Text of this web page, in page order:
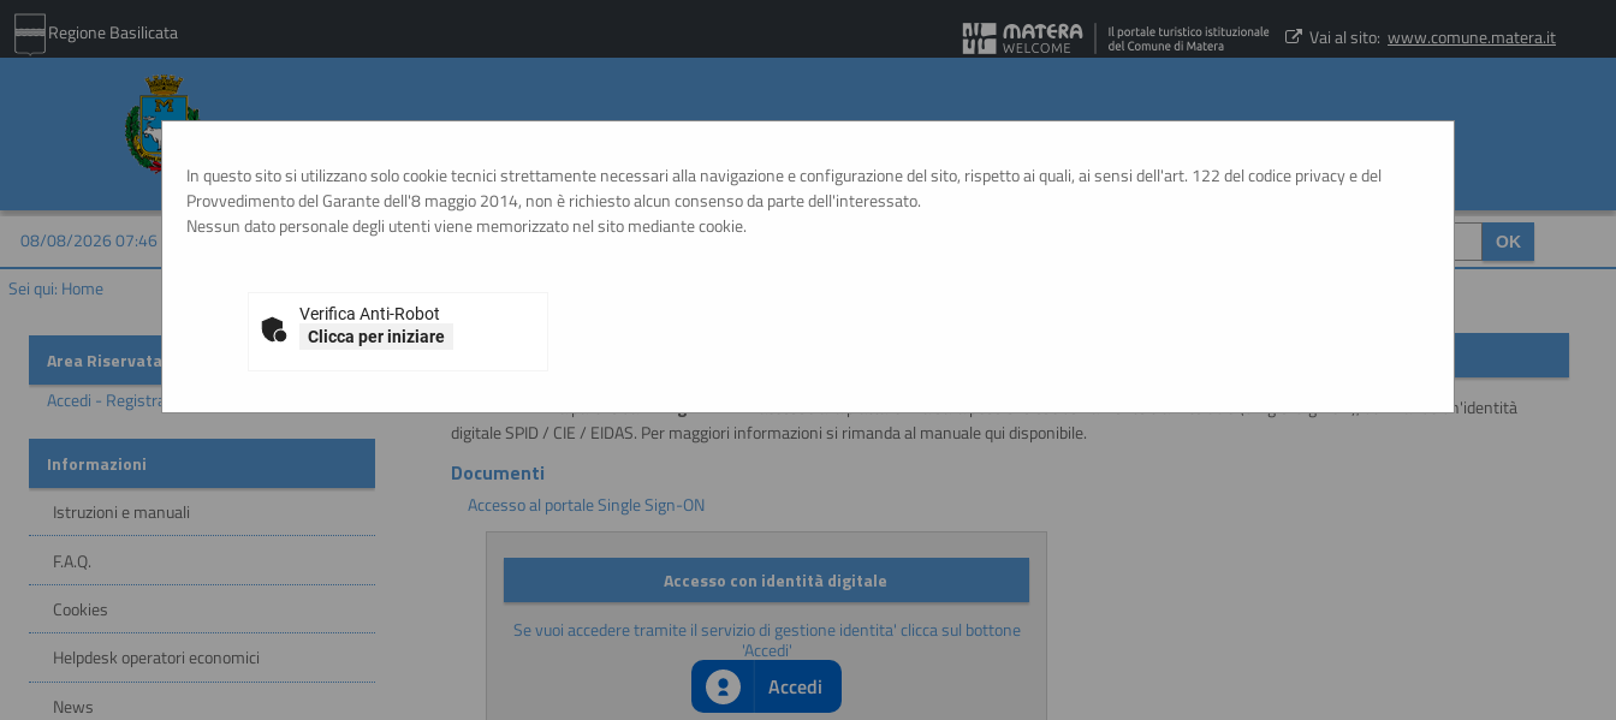
Regione Basilicata Vai al sito: www.comune.matera.it
Comune di Matera - Gare Telematiche
08/08/2026 07:46 AA GRAFICATESTO
Sei qui: Home
In questo sito si utilizzano solo cookie tecnici strettamente necessari alla navigazione e configurazione del sito, rispetto ai quali, ai sensi dell'art. 122 del codice privacy e del
Provvedimento del Garante dell'8 maggio 2014, non è richiesto alcun consenso da parte dell'interessato.
Nessun dato personale degli utenti viene memorizzato nel sito mediante cookie.
Verifica Anti-Robot
Clicca per iniziare
Area Riservata
Accedi - Registrati
Informazioni
Istruzioni e manuali
F.A.Q.
Cookies
Helpdesk operatori economici
News
ATTENZIONE:a partire dal1 Luglio 2026l'accesso alla piattaforma sarà possibile esclusivamente tramite SSO (Single-Sign ON), utilizzando un'identità
digitale SPID / CIE / EIDAS. Per maggiori informazioni si rimanda al manuale qui disponibile.
Documenti
Accesso al portale Single Sign-ON
Accesso con identità digitale
Se vuoi accedere tramite il servizio di gestione identita' clicca sul bottone
'Accedi'
Accedi